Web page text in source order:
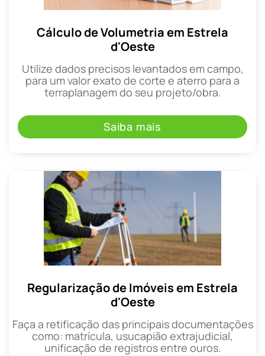
Cálculo de Volumetria em Estrela
d'Oeste
Utilize dados precisos levantados em campo,
para um valor exato de corte e aterro para a
terraplanagem do seu projeto/obra.
Saiba mais
Regularização de Imóveis em Estrela
d'Oeste
Faça a retificação das principais documentações
como: matrícula, usucapião extrajudicial,
unificação de registros entre ouros.